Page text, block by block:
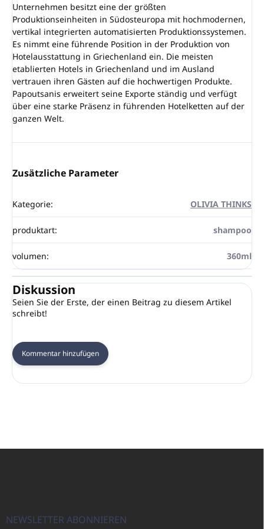
Unternehmen besitzt eine der größten
Produktionseinheiten in Südosteuropa mit hochmodernen,
vertikal integrierten automatisierten Produktionssystemen.
Es nimmt eine führende Position in der Produktion von
Hotelausstattung in Griechenland ein. Die meisten
etablierten Hotels in Griechenland und im Ausland
vertrauen ihren Gästen auf die hochwertigen Produkte.
Papoutsanis erweitert seine Exporte ständig und verfügt
über eine starke Präsenz in führenden Hotelketten auf der
ganzen Welt.
Zusätzliche Parameter
Kategorie: OLIVIA THINKS
produktart: shampoo
volumen: 360ml
Diskussion
Seien Sie der Erste, der einen Beitrag zu diesem Artikel
schreibt!
Kommentar hinzufügen
F
NEWSLETTER ABONNIEREN